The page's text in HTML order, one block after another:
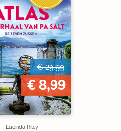
€ 29,99
€ 8,99
Lucinda Riley